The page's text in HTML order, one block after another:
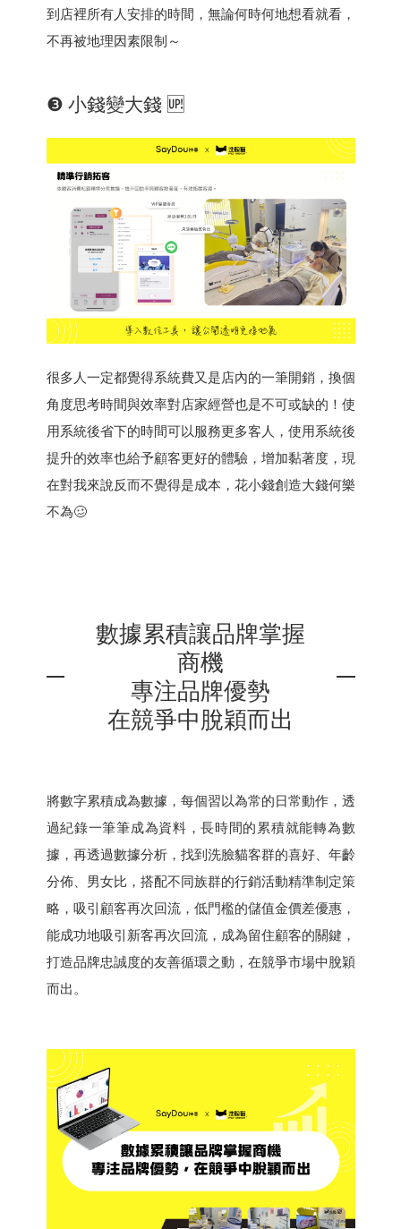
到店裡所有人安排的時間，無論何時何地想看就看，
不再被地理因素限制～
❸ 小錢變大錢 🆙
很多人一定都覺得系統費又是店內的一筆開銷，換個
角度思考時間與效率對店家經營也是不可或缺的！使
用系統後省下的時間可以服務更多客人，使用系統後
提升的效率也給予顧客更好的體驗，增加黏著度，現
在對我來說反而不覺得是成本，花小錢創造大錢何樂
不為🥴
數據累積讓品牌掌握
商機
專注品牌優勢
在競爭中脫穎而出
將數字累積成為數據，每個習以為常的日常動作，透
過紀錄一筆筆成為資料，長時間的累積就能轉為數
據，再透過數據分析，找到洗臉貓客群的喜好、年齡
分佈、男女比，搭配不同族群的行銷活動精準制定策
略，吸引顧客再次回流，低門檻的儲值金價差優惠，
能成功地吸引新客再次回流，成為留住顧客的關鍵，
打造品牌忠誠度的友善循環之動，在競爭市場中脫穎
而出。